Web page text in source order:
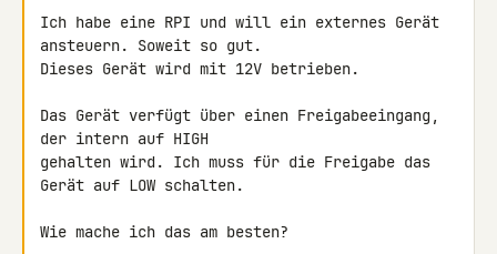
Ich habe eine RPI und will ein externes Gerät
ansteuern. Soweit so gut.
Dieses Gerät wird mit 12V betrieben.
Das Gerät verfügt über einen Freigabeeingang,
der intern auf HIGH
gehalten wird. Ich muss für die Freigabe das
Gerät auf LOW schalten.
Wie mache ich das am besten?